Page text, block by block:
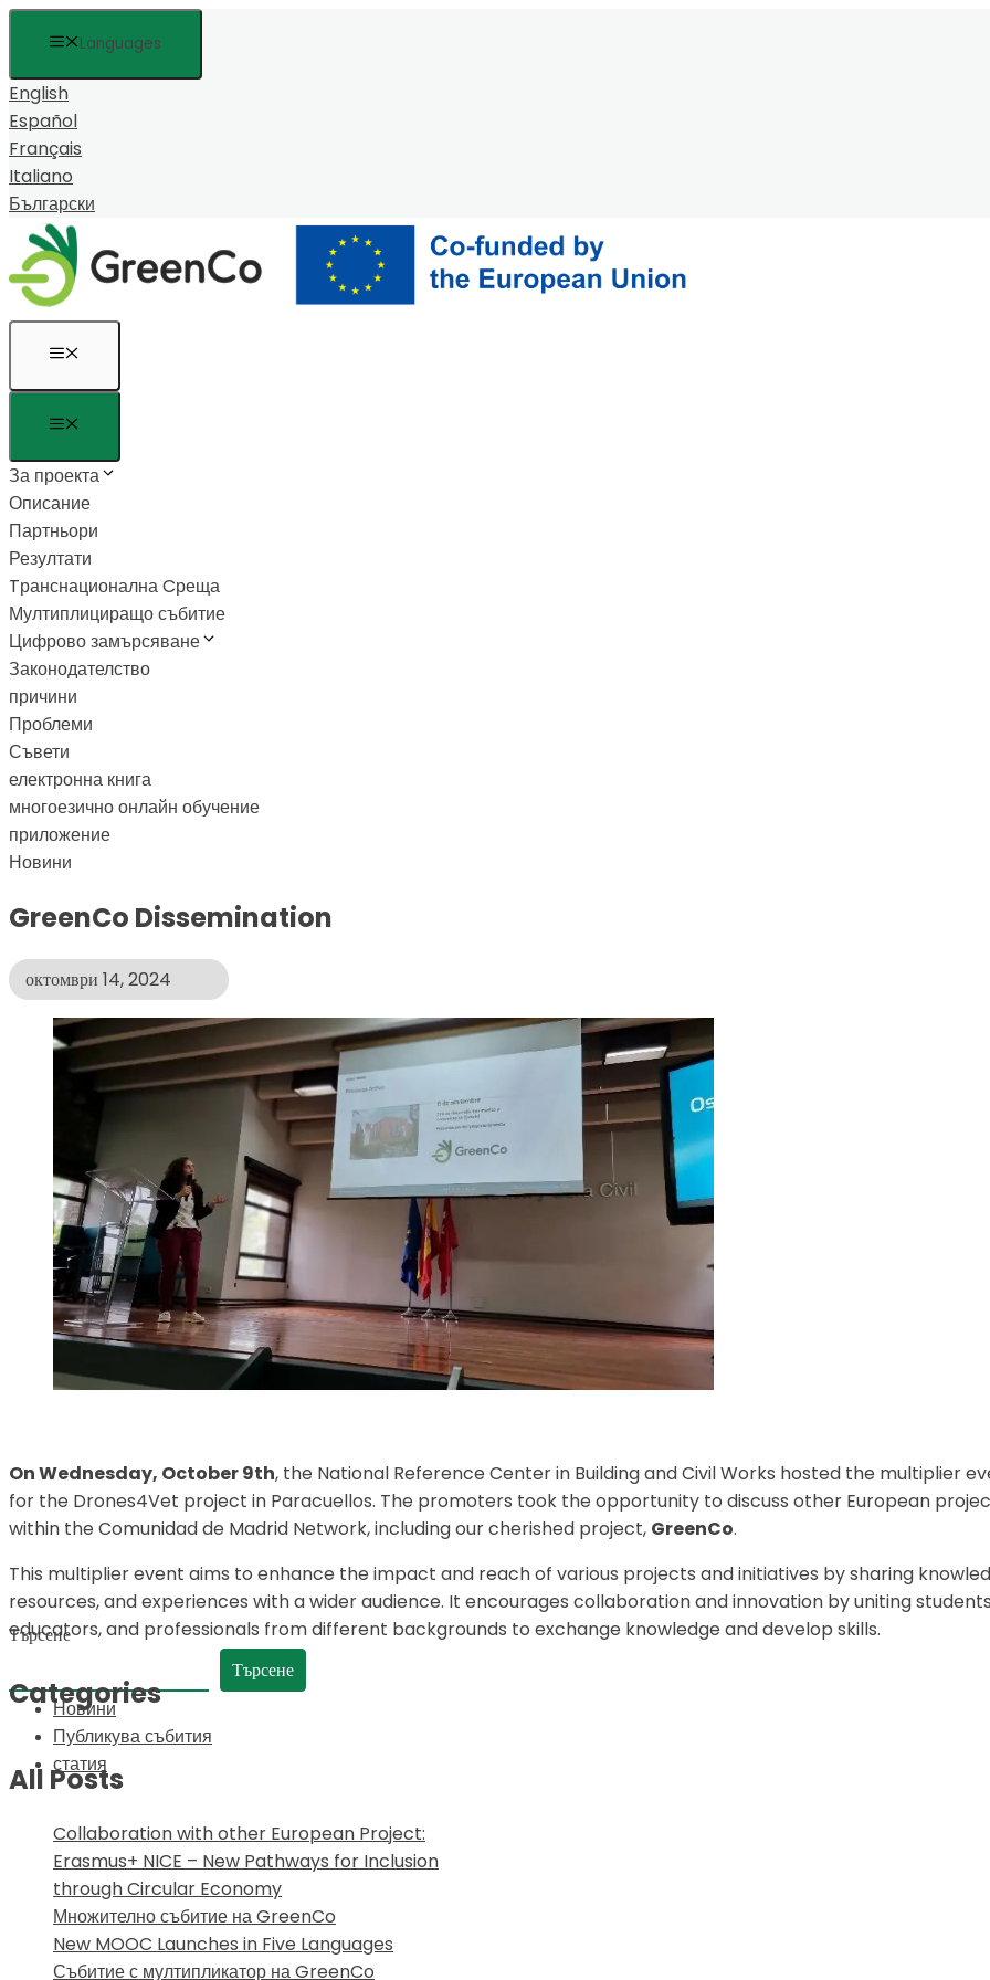
съдържанието
Languages
English
Español
Français
Italiano
Български
Меню
За проекта
Описание
Партньори
Резултати
Tранснационална Cреща
Мултиплициращо събитие
Цифрово замърсяване
Законодателство
причини
Проблеми
Съвети
електронна книга
многоезично онлайн обучение
приложение
Новини
GreenCo Dissemination
октомври 14, 2024
On Wednesday, October 9th, the National Reference Center in Building and Civil Works hosted the multiplier
for the Drones4Vet project in Paracuellos. The promoters took the opportunity to discuss other European
within the Comunidad de Madrid Network, including our cherished project, GreenCo.
This multiplier event aims to enhance the impact and reach of various projects and initiatives by sharing
resources, and experiences with a wider audience. It encourages collaboration and innovation by uniting
educators, and professionals from different backgrounds to exchange knowledge and develop skills.
Търсене
Търсене
Categories
Новини
Публикува събития
статия
All Posts
Collaboration with other European Project:
Erasmus+ NICE – New Pathways for Inclusion
through Circular Economy
Множително събитие на GreenCo
New MOOC Launches in Five Languages
Събитие с мултипликатор на GreenCo